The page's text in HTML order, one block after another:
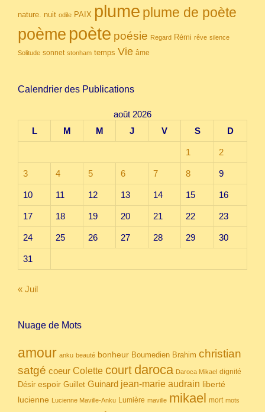
nature. nuit odile PAIX plume plume de poète
poème poète poésie Regard Rémi rêve silence
Solitude sonnet stonham temps Vie âme
Calendrier des Publications
août 2026
L
M M J V S D
1 2
3 4 5 6 7 8 9
10 11 12 13 14 15 16
17 18 19 20 21 22 23
24 25 26 27 28 29 30
31
« Juil
Nuage de Mots
amour anku beauté bonheur Boumedien Brahim christian
satgé coeur Colette court daroca Daroca Mikael dignité
Désir espoir Guillet Guinard jean-marie audrain liberté
lucienne Lucienne Maville-Anku Lumière maville mikael mort mots